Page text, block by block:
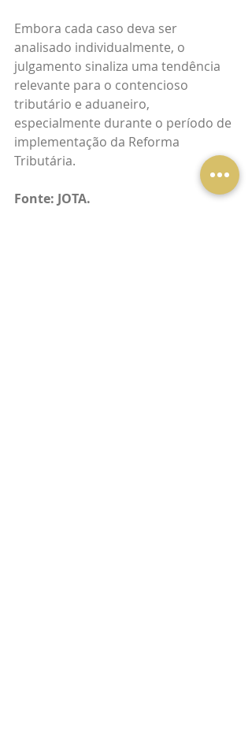
Embora cada caso deva ser
analisado individualmente, o
julgamento sinaliza uma tendência
relevante para o contencioso
tributário e aduaneiro,
especialmente durante o período de
implementação da Reforma
Tributária.
Fonte: JOTA.